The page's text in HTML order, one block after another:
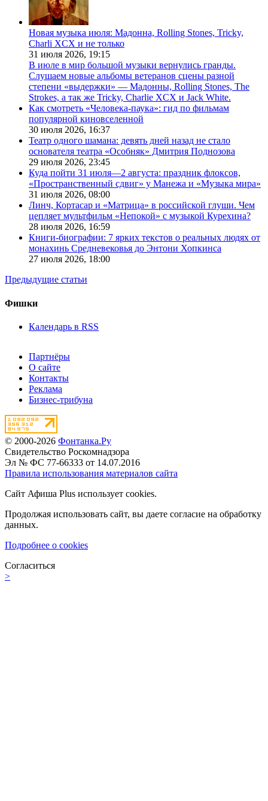
Новая музыка июля: Мадонна, Rolling Stones, Tricky,
Charli XCX и не только
31 июля 2026, 19:15
В июле в мир большой музыки вернулись гранды.
Слушаем новые альбомы ветеранов сцены разной
степени «выдержки» — Мадонны, Rolling Stones, The
Strokes, а так же Tricky, Charlie XCX и Jack White.
Как смотреть «Человека-паука»: гид по фильмам
популярной киновселенной
30 июля 2026, 16:37
Театр одного шамана: девять дней назад не стало
основателя театра «Особняк» Дмитрия Поднозова
29 июля 2026, 23:45
Куда пойти 31 июля—2 августа: праздник флоксов,
«Пространственный сдвиг» у Манежа и «Музыка мира»
31 июля 2026, 08:00
Линч, Кортасар и «Матрица» в российской глуши. Чем
цепляет мультфильм «Непокой» с музыкой Курехина?
28 июля 2026, 16:59
Книги-биографии: 7 ярких текстов о реальных людях от
монахинь Средневековья до Энтони Хопкинса
27 июля 2026, 18:00
Предыдущие статьи
Фишки
Календарь в RSS
Партнёры
О сайте
Контакты
Реклама
Бизнес-трибуна
© 2000-2026 Фонтанка.Ру
Свидетельство Роскомнадзора
Эл № ФС 77-66333 от 14.07.2016
Правила использования материалов сайта
Сайт Афиша Plus использует cookies.
Продолжая использовать сайт, вы даете согласие на обработку
данных.
Подробнее о cookies
Согласиться
>